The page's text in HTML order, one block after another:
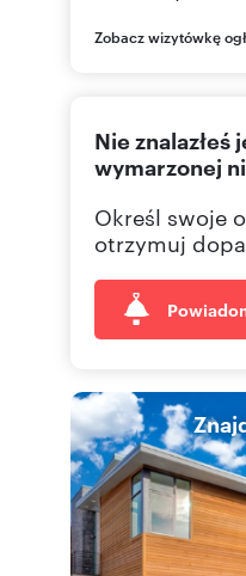
PL
Zobacz wizytówkę
Nie znalazłeś
wymarzonej
Określ swoje
otrzymuj